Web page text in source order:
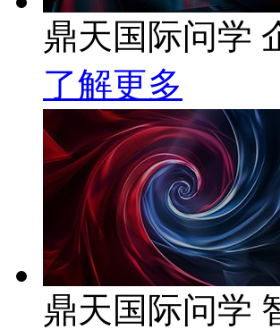
鼎天国际问学
了解更多
鼎天国际问学